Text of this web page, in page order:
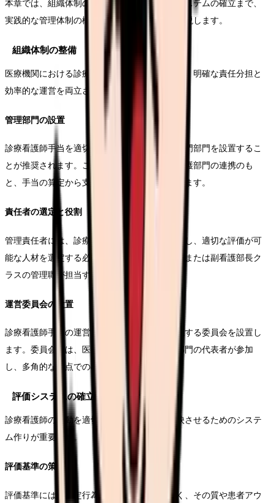
本章では、組織体制の整備から具体的な評価システムの確立まで、
実践的な管理体制の構築方法について詳しく解説します。
組織体制の整備
医療機関における診療看護師手当の管理体制は、明確な責任分担と
効率的な運営を両立させる必要があります。
管理部門の設置
診療看護師手当を適切に管理運営するための専門部門を設置するこ
とが推奨されます。この部門は、人事部門と看護部門の連携のも
と、手当の算定から支給までを一元的に管理します。
責任者の選定と役割
管理責任者には、診療看護師の業務内容を理解し、適切な評価が可
能な人材を選定する必要があります。看護部長または副看護部長ク
ラスの管理職が担当することが一般的です。
運営委員会の設置
診療看護師手当の運営に関する重要事項を審議する委員会を設置し
ます。委員会には、医師、看護管理者、事務部門の代表者が参加
し、多角的な視点での検討を行います。
評価システムの確立
診療看護師の活動を適切に評価し、手当に反映させるためのシステ
ム作りが重要です。
評価基準の策定
評価基準には、特定行為の実施件数だけでなく、その質や患者アウ